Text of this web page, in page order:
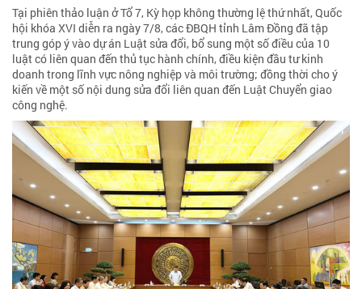
Tại phiên thảo luận ở Tổ 7, Kỳ họp không thường lệ thứ nhất, Quốc
hội khóa XVI diễn ra ngày 7/8, các ĐBQH tỉnh Lâm Đồng đã tập
trung góp ý vào dự án Luật sửa đổi, bổ sung một số điều của 10
luật có liên quan đến thủ tục hành chính, điều kiện đầu tư kinh
doanh trong lĩnh vực nông nghiệp và môi trường; đồng thời cho ý
kiến về một số nội dung sửa đổi liên quan đến Luật Chuyển giao
công nghệ.